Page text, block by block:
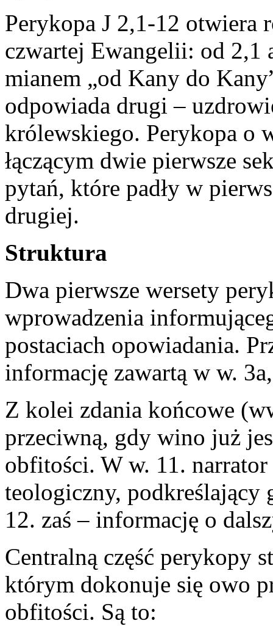
Perykopa J 2,1-12 otwiera
czwartej Ewangelii: od 2,1
mianem „od Kany do
odpowiada drugi –
królewskiego. Perykopa o
łączącym dwie pierwsze
pytań, które padły w
drugiej.
Struktura
Dwa pierwsze wersety
wprowadzenia
postaciach opowiadania.
informację zawartą w w.
Z kolei zdania końcowe
przeciwną, gdy wino już
obfitości. W w. 11.
teologiczny, podkreślający
12. zaś – informację o
Centralną część perykopy
którym dokonuje się owo
obfitości. Są to: